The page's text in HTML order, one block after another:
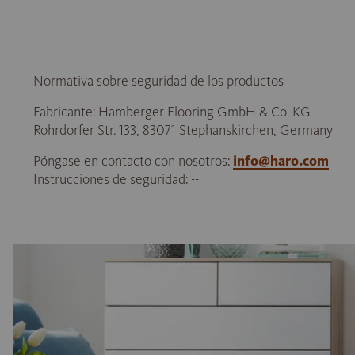
Normativa sobre seguridad de los productos
Fabricante: Hamberger Flooring GmbH & Co. KG
Rohrdorfer Str. 133, 83071 Stephanskirchen, Germany
Póngase en contacto con nosotros: info@haro.com
Instrucciones de seguridad: --